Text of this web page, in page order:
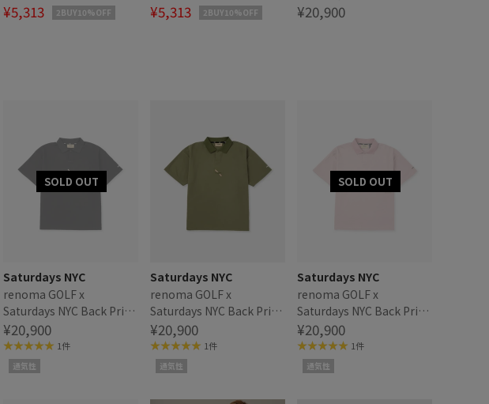
¥5,313 2BUY10%OFF ¥5,313 2BUY10%OFF
Cargo Skirt | WOMEN
¥20,900
Saturdays NYC
renoma GOLF x
Saturdays NYC Back Print
Polo SS
¥20,900
1件
通気性
Saturdays NYC
renoma GOLF x
Saturdays NYC Back Print
Polo SS
¥20,900
1件
通気性
Saturdays NYC
renoma GOLF x
Saturdays NYC Back Print
Polo SS
¥20,900
1件
通気性